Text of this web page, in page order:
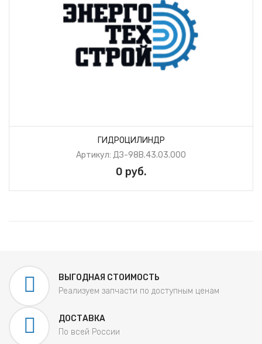
ГИДРОЦИЛИНДР
Артикул: ДЗ-98В.43.03.000
0 руб.
ВЫГОДНАЯ СТОИМОСТЬ
Реализуем запчасти по доступным ценам
ДОСТАВКА
По всей России